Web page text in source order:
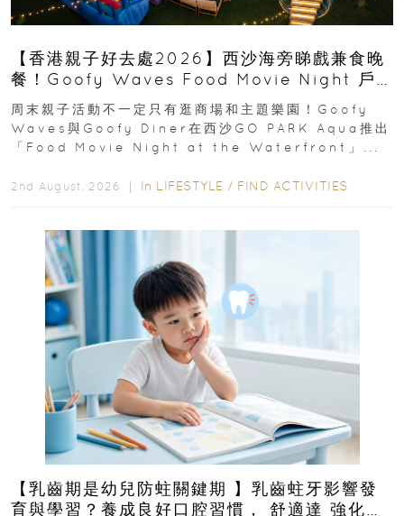
【香港親子好去處2026】西沙海旁睇戲兼食晚
餐！Goofy Waves Food Movie Night 戶
外影院逢週末登場
周末親子活動不一定只有逛商場和主題樂園！Goofy
Waves與Goofy Diner在西沙GO PARK Aqua推出
「Food Movie Night at the Waterfront」...
2nd August, 2026 ｜ In LIFESTYLE / FIND ACTIVITIES
【乳齒期是幼兒防蛀關鍵期 】乳齒蛀牙影響發
育與學習？養成良好口腔習慣， 舒適達 強化琺